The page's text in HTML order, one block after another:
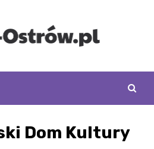
Dom Kultury